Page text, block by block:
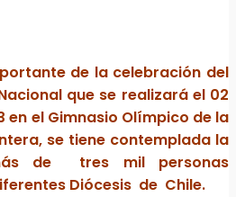
de la celebración del
que se realizará el 02
en el Gimnasio Olímpico de la
se tiene contemplada la
de tres mil personas
Diócesis de Chile.